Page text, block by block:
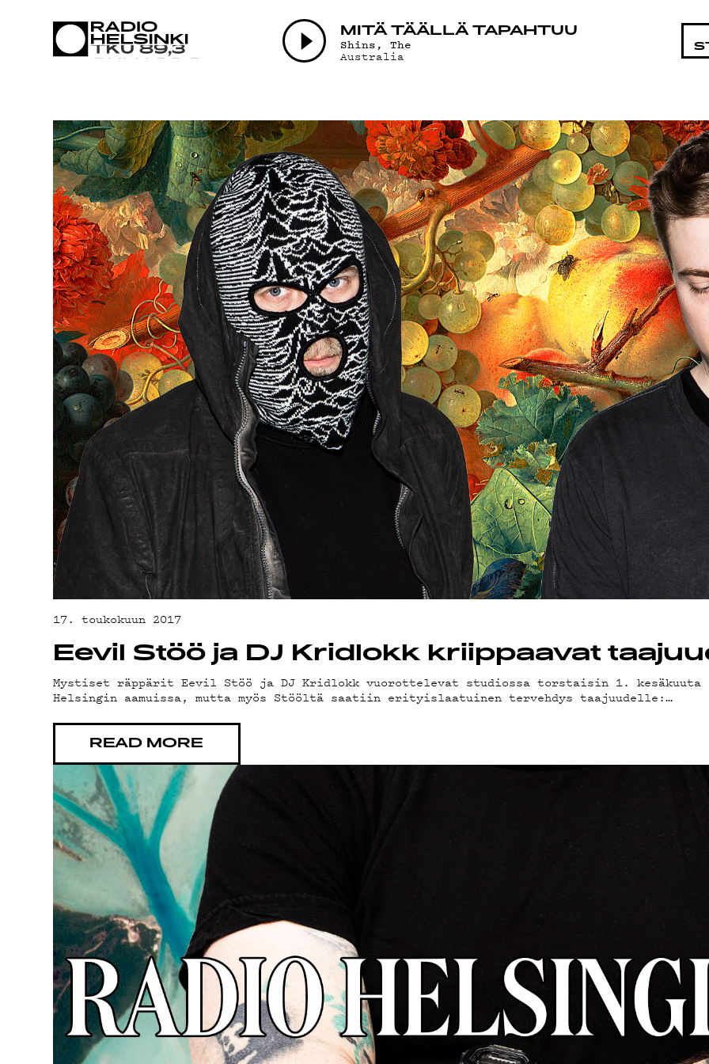
MITÄ TÄÄLLÄ TAPAHTUU
Shins, The
Australia
AJANKOHTAISTA
OHJELMAT
TEKIJÄT
ON-DEMAND
PODCAST
MAINOSTA
YHTEYSTIEDOT
G LIVELAB
YSTÄVÄKLUBI
TIETOSUOJA
17. toukokuun 2017
Eevil Stöö ja DJ Kridlokk kriippaavat
Mystiset räppärit Eevil Stöö ja DJ Kridlokk vuorottelevat studiossa torstaisin 1.
Helsingin aamuissa, mutta myös Stööltä saatiin erityislaatuinen tervehdys taajuudelle:…
READ MORE